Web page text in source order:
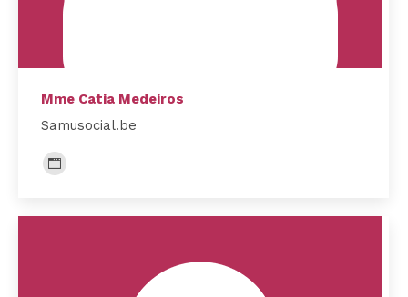
Mme Catia Medeiros
Samusocial.be
Blog